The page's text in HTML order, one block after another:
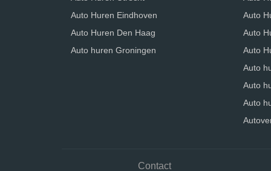
Auto Huren Eindhoven
Auto Huren Den Haag
Auto huren Groningen
Auto
Auto
Auto
Auto
Auto
Auto
Contact